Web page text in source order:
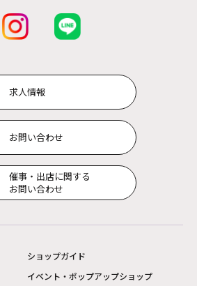
求人情報
お問い合わせ
催事・出店に関する
お問い合わせ
ショップガイド
イベント・ポップアップショップ